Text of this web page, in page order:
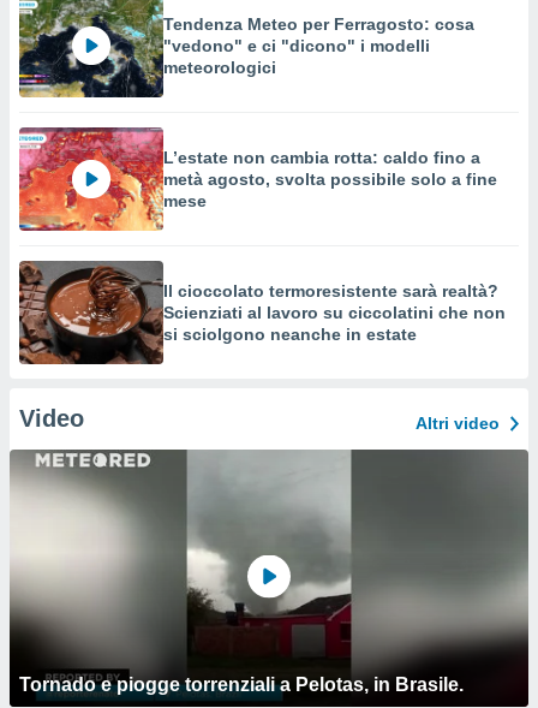
Tendenza Meteo per Ferragosto: cosa
"vedono" e ci "dicono" i modelli
meteorologici
L’estate non cambia rotta: caldo fino a
metà agosto, svolta possibile solo a fine
mese
Il cioccolato termoresistente sarà realtà?
Scienziati al lavoro su ciccolatini che non
si sciolgono neanche in estate
Video Altri video
Tornado e piogge torrenziali a Pelotas, in Brasile.